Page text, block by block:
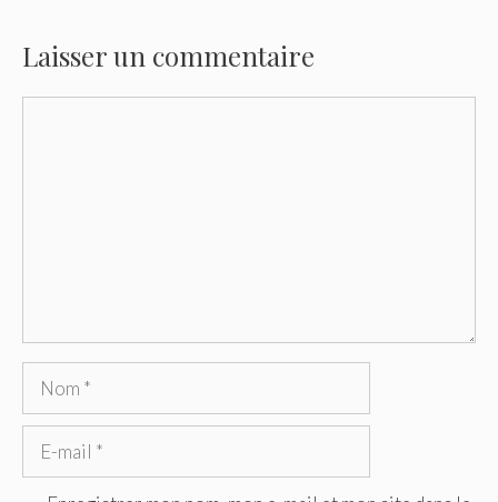
Laisser un commentaire
Nom